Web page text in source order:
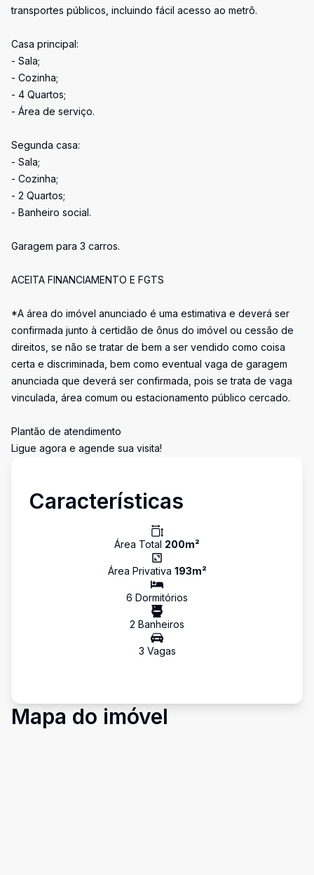
transportes públicos, incluindo fácil acesso ao metrô.
Casa principal:
- Sala;
- Cozinha;
- 4 Quartos;
- Área de serviço.
Segunda casa:
- Sala;
- Cozinha;
- 2 Quartos;
- Banheiro social.
Garagem para 3 carros.
ACEITA FINANCIAMENTO E FGTS
*A área do imóvel anunciado é uma estimativa e deverá ser
confirmada junto à certidão de ônus do imóvel ou cessão de
direitos, se não se tratar de bem a ser vendido como coisa
certa e discriminada, bem como eventual vaga de garagem
anunciada que deverá ser confirmada, pois se trata de vaga
vinculada, área comum ou estacionamento público cercado.
Plantão de atendimento
Ligue agora e agende sua visita!
Características
Área Total 200m²
Área Privativa 193m²
6 Dormitórios
2 Banheiros
3 Vagas
Mapa do imóvel